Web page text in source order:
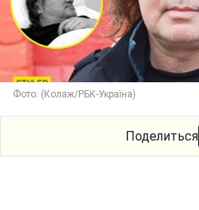
Фото: (Колаж/РБК-Україна)
Поделиться